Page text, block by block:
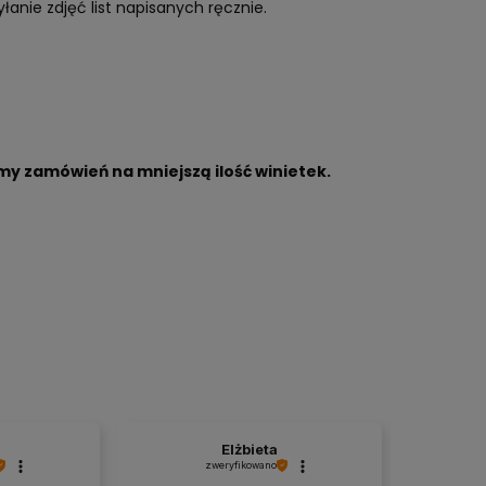
zdjęć list napisanych ręcznie.
zamówień na mniejszą ilość winietek.
Elżbieta
zweryfikowano